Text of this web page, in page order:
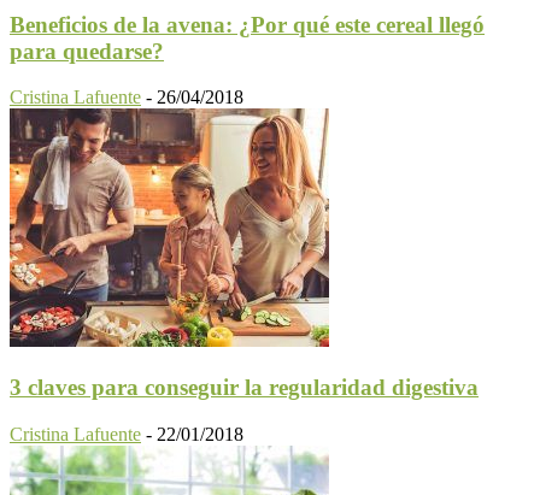
Beneficios de la avena: ¿Por qué este cereal llegó
para quedarse?
Cristina Lafuente - 26/04/2018
3 claves para conseguir la regularidad digestiva
Cristina Lafuente - 22/01/2018